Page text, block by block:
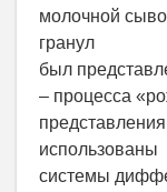
молочной
гранул
был
– процесса
использованы
системы